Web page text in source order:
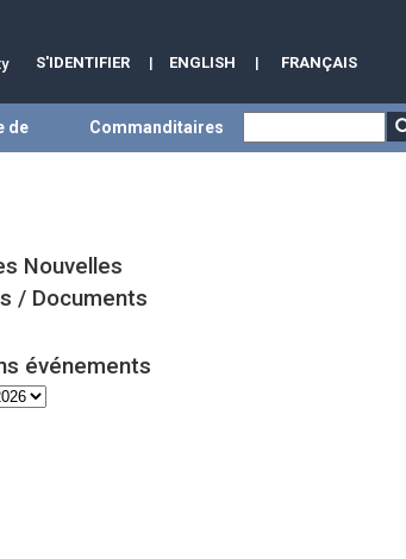
FRANÇAIS
|
ENGLISH
|
S'IDENTIFIER
de Commanditaires
Nouvelles
/ Documents
événements